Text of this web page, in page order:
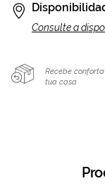
Consulte a
Recebe
tua casa